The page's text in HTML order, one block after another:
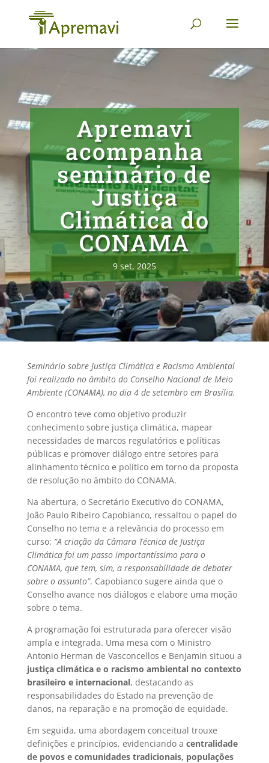
Apremavi
acompanha
seminário de
Justiça
Climática do
CONAMA
9 set, 2025
Seminário sobre Justiça Climática e Racismo Ambiental
foi realizado no âmbito do Conselho Nacional de Meio
Ambiente (CONAMA), no dia 4 de setembro em Brasília.
O encontro teve como objetivo produzir
conhecimento sobre justiça climática, mapear
necessidades de marcos regulatórios e políticas
públicas e promover diálogo entre setores para
alinhamento técnico e político em torno da proposta
de resolução no âmbito do CONAMA.
Na abertura, o Secretário Executivo do CONAMA,
João Paulo Ribeiro Capobianco, ressaltou o papel do
Conselho no tema e a relevância do processo em
curso: “A criação da Câmara Técnica de Justiça
Climática foi um passo importantíssimo para o
CONAMA, que tem, sim, a responsabilidade de debater
sobre o assunto”. Capobianco sugere ainda que o
Conselho avance nos diálogos e elabore uma moção
sobre o tema.
A programação foi estruturada para oferecer visão
ampla e integrada. Uma mesa com o Ministro
Antonio Herman de Vasconcellos e Benjamin situou a
justiça climática e o racismo ambiental no contexto
brasileiro e internacional, destacando as
responsabilidades do Estado na prevenção de
danos, na reparação e na promoção de equidade.
Em seguida, uma abordagem conceitual trouxe
definições e princípios, evidenciando a centralidade
de povos e comunidades tradicionais, populações